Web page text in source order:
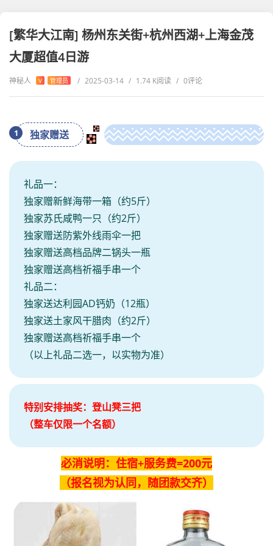
[繁华大江南] 杨州东关街+杭州西湖+上海金茂
大厦超值4日游
神秘人 V 管理员 / 2025-03-14 / 1.74 K阅读 / 0评论
1 独家赠送
礼品一：
独家赠新鲜海带一箱（约5斤）
独家苏氏咸鸭一只（约2斤）
独家赠送防紫外线雨伞一把
独家赠送高档品牌二锅头一瓶
独家赠送高档祈福手串一个
礼品二：
独家送达利园AD钙奶（12瓶）
独家送土家风干腊肉（约2斤）
独家赠送高档祈福手串一个
（以上礼品二选一，以实物为准）
特别安排抽奖：登山凳三把
（整车仅限一个名额）
必消说明：住宿+服务费=200元
（报名视为认同，随团款交齐）